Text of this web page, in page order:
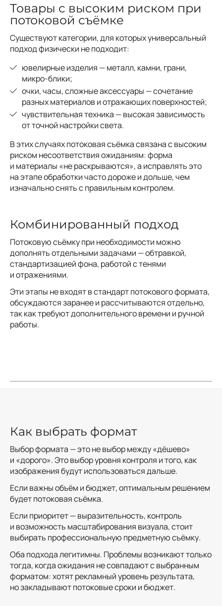
Товары с высоким риском при
потоковой съёмке
Существуют категории, для которых универсальный
подход физически не подходит:
ювелирные изделия — металл, камни, грани,
микро-блики;
очки, часы, сложные аксессуары — сочетание
разных материалов и отражающих поверхностей;
чувствительная техника — высокая зависимость
от точной настройки света.
В этих случаях потоковая съёмка связана с высоким
риском несоответствия ожиданиям: форма
и материалы «не раскрываются», а исправлять это
на этапе обработки часто дороже и дольше, чем
изначально снять с правильным контролем.
Комбинированный подход
Потоковую съёмку при необходимости можно
дополнять отдельными задачами — обтравкой,
стандартизацией фона, работой с тенями
и отражениями.
Эти этапы не входят в стандарт потокового формата,
обсуждаются заранее и рассчитываются отдельно,
так как требуют дополнительного времени и ручной
работы.
Как выбрать формат
Выбор формата — это не выбор между «дёшево»
и «дорого». Это выбор уровня контроля и того, как
изображения будут использоваться дальше.
Если важны объём и бюджет, оптимальным решением
будет потоковая съёмка.
Если приоритет — выразительность, контроль
и возможность масштабирования визуала, стоит
выбирать профессиональную предметную съёмку.
Оба подхода легитимны. Проблемы возникают только
тогда, когда ожидания не совпадают с выбранным
форматом: хотят рекламный уровень результата,
но закладывают потоковые сроки и бюджет.